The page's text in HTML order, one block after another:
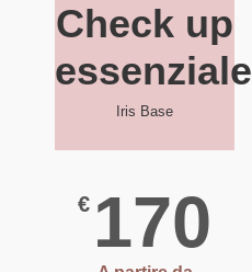
Check up
essenziale
Iris Base
€ 170